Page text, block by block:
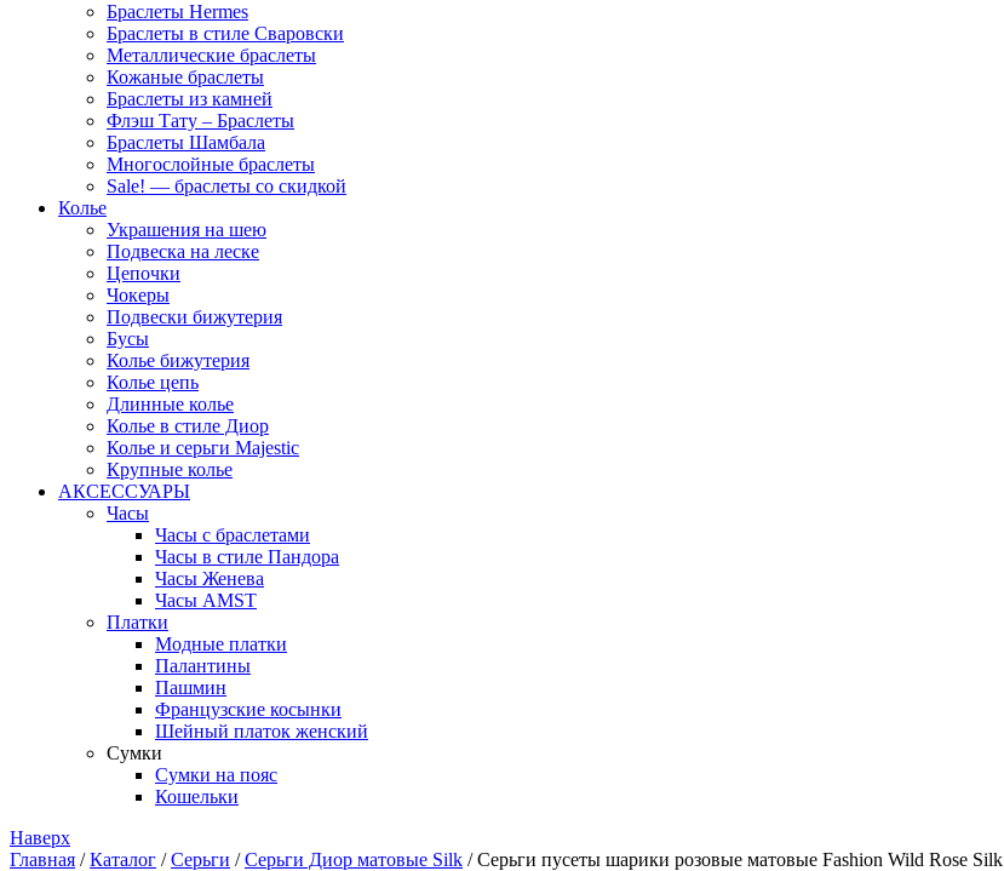
Браслеты Hermes
Браслеты в стиле Сваровски
Металлические браслеты
Кожаные браслеты
Браслеты из камней
Флэш Тату – Браслеты
Браслеты Шамбала
Многослойные браслеты
Sale! — браслеты со скидкой
Колье
Украшения на шею
Подвеска на леске
Цепочки
Чокеры
Подвески бижутерия
Бусы
Колье бижутерия
Колье цепь
Длинные колье
Колье в стиле Диор
Колье и серьги Majestic
Крупные колье
АКСЕССУАРЫ
Часы
Часы с браслетами
Часы в стиле Пандора
Часы Женева
Часы AMST
Платки
Модные платки
Палантины
Пашмин
Французские косынки
Шейный платок женский
Сумки
Сумки на пояс
Кошельки
Наверх
Главная /Каталог /Серьги /Серьги Диор матовые Silk / Серьги пусеты шарики розовые матовые Fashion Wild Rose Silk